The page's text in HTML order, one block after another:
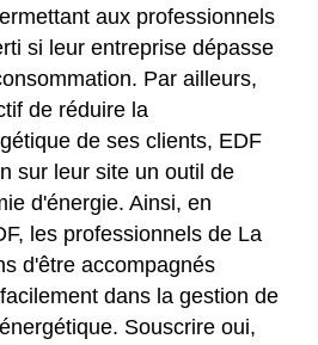
aux professionnels
si leur entreprise dépasse
Par ailleurs,
de réduire la
de ses clients, EDF
sur leur site un outil de
d'énergie. Ainsi, en
les professionnels de La
d'être accompagnés
dans la gestion de
Souscrire oui,